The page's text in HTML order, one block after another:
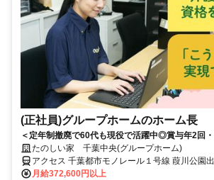
(正社員)グループホームのホーム長
＜定年制撤廃で60代も現役で活躍中◎賞与年2回
ンダード上場◎＞経験を評価！施設ごとに色を出
プホーム
たのしい家 千葉中央(グループホーム)
アクセス 千葉都市モノレール１号線 葭川公園
葉都市モノレール１号線 栄町（千葉県）出入口
月給372,600円以上